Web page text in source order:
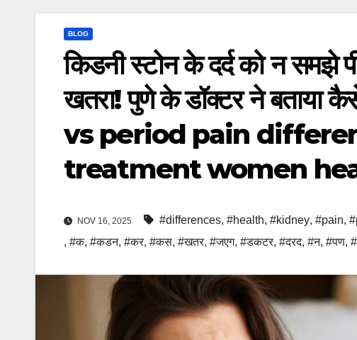
BLOG
किडनी स्टोन के दर्द को न समझे
खतरा! पुणे के डॉक्टर ने
vs period pain
treatment women
NOV 16, 2025 #differences, #health, #kidney, #pain,
, #क, #कडन, #कर, #कस, #खतर, #जएग, #डकटर, #दरद, #न, #पण,